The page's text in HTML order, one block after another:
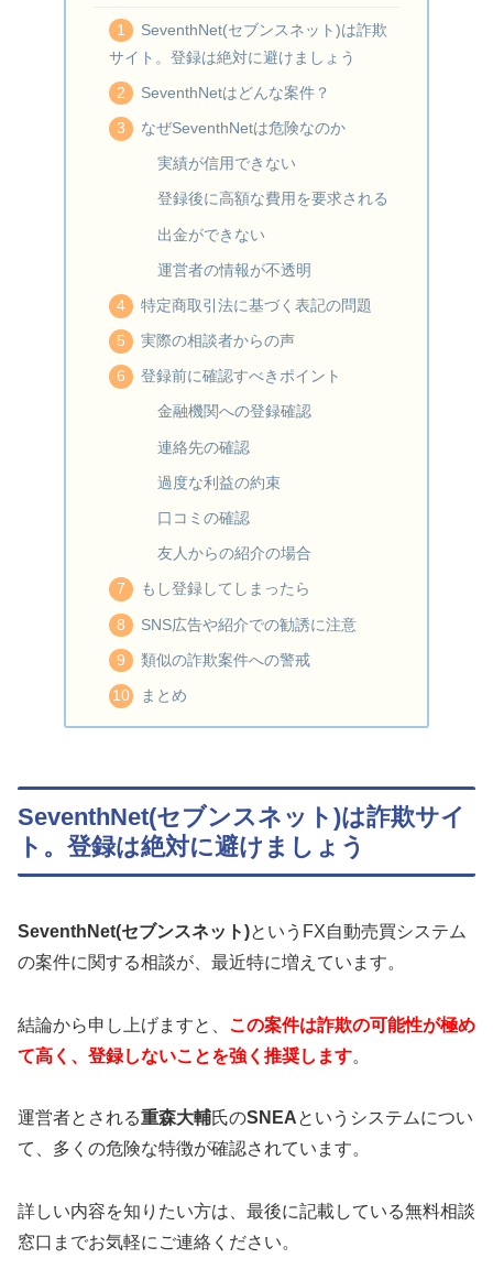
SeventhNet(セブンスネット)は詐欺
サイト。登録は絶対に避けましょう
SeventhNetはどんな案件？
なぜSeventhNetは危険なのか
実績が信用できない
登録後に高額な費用を要求される
出金ができない
運営者の情報が不透明
特定商取引法に基づく表記の問題
実際の相談者からの声
登録前に確認すべきポイント
金融機関への登録確認
連絡先の確認
過度な利益の約束
口コミの確認
友人からの紹介の場合
もし登録してしまったら
SNS広告や紹介での勧誘に注意
類似の詐欺案件への警戒
まとめ
SeventhNet(セブンスネット)は詐欺サイ
ト。登録は絶対に避けましょう
SeventhNet(セブンスネット)というFX自動売買システム
の案件に関する相談が、最近特に増えています。
結論から申し上げますと、 この案件は詐欺の可能性が極め
て高く、登録しないことを強く推奨します。
運営者とされる重森大輔氏のSNEAというシステムについ
て、多くの危険な特徴が確認されています。
詳しい内容を知りたい方は、最後に記載している無料相談
窓口までお気軽にご連絡ください。